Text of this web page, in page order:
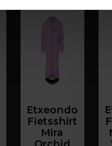
Etxeondo
Fietsshirt
Mira